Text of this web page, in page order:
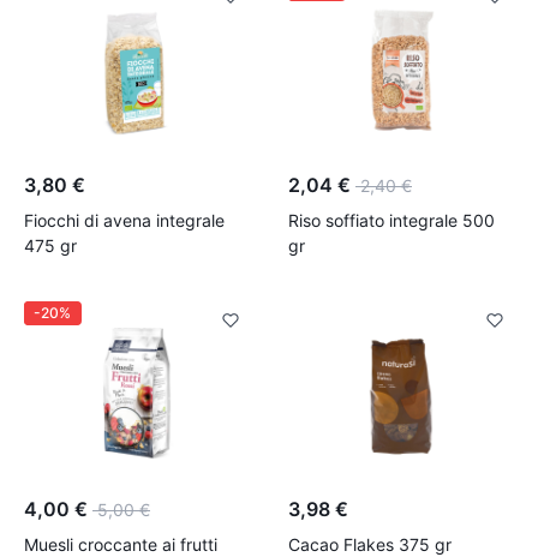
3,80 €
Fiocchi di avena integrale
475 gr
2,04 € 2,40 €
Riso soffiato integrale 500
gr
-30%
-20%
4,00 € 5,00 €
Muesli croccante ai frutti
3,98 €
Cacao Flakes 375 gr